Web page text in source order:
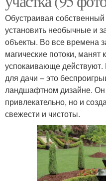
Обустраивая собственный
установить необычные и
объекты. Во все времена
магические потоки, манят
успокаивающе
для дачи – это
ландшафтном дизайне. Он
привлекательно, но и
свежести и чистоты.